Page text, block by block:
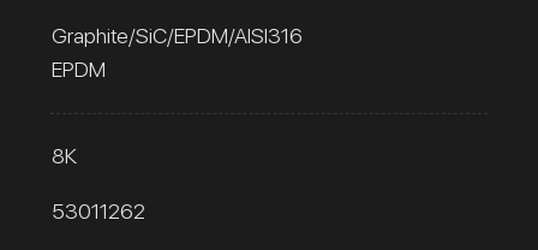
Graphite/SiC/EPDM/AISI316
EPDM
8К
53011262